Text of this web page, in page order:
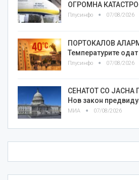
ОГРОМНА
Плусинфо 07/08/2026
ПОРТОКАЛОВ
Температурите
Плусинфо 07/08/2026
СЕНАТОТ СО
Нов закон
МИА 07/08/2026